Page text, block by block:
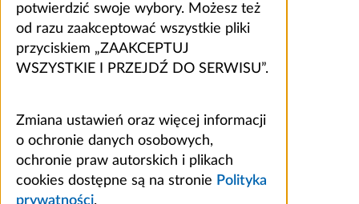
potwierdzić swoje wybory. Możesz też
od razu zaakceptować wszystkie pliki
przyciskiem „ZAAKCEPTUJ
WSZYSTKIE I PRZEJDŹ DO SERWISU”.
Zmiana ustawień oraz więcej informacji
o ochronie danych osobowych,
ochronie praw autorskich i plikach
cookies dostępne są na stronie Polityka
prywatności.